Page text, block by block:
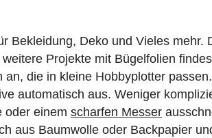
Bekleidung, Deko und Vieles mehr.
Projekte mit Bügelfolien
an, die in kleine Hobbyplotter
automatisch aus. Weniger
oder einem scharfen Messer
aus Baumwolle oder Backpapier